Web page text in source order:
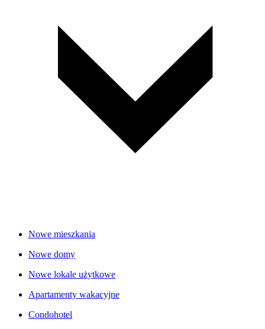
Nowe mieszkania
Nowe domy
Nowe lokale użytkowe
Apartamenty wakacyjne
Condohotel